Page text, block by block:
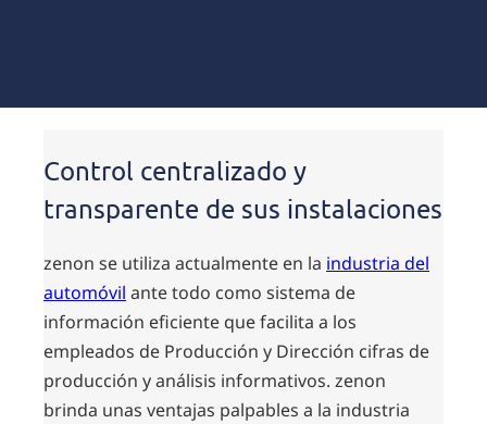
Control centralizado y
transparente de sus instalaciones
zenon se utiliza actualmente en la industria del
automóvil ante todo como sistema de
información eficiente que facilita a los
empleados de Producción y Dirección cifras de
producción y análisis informativos. zenon
brinda unas ventajas palpables a la industria